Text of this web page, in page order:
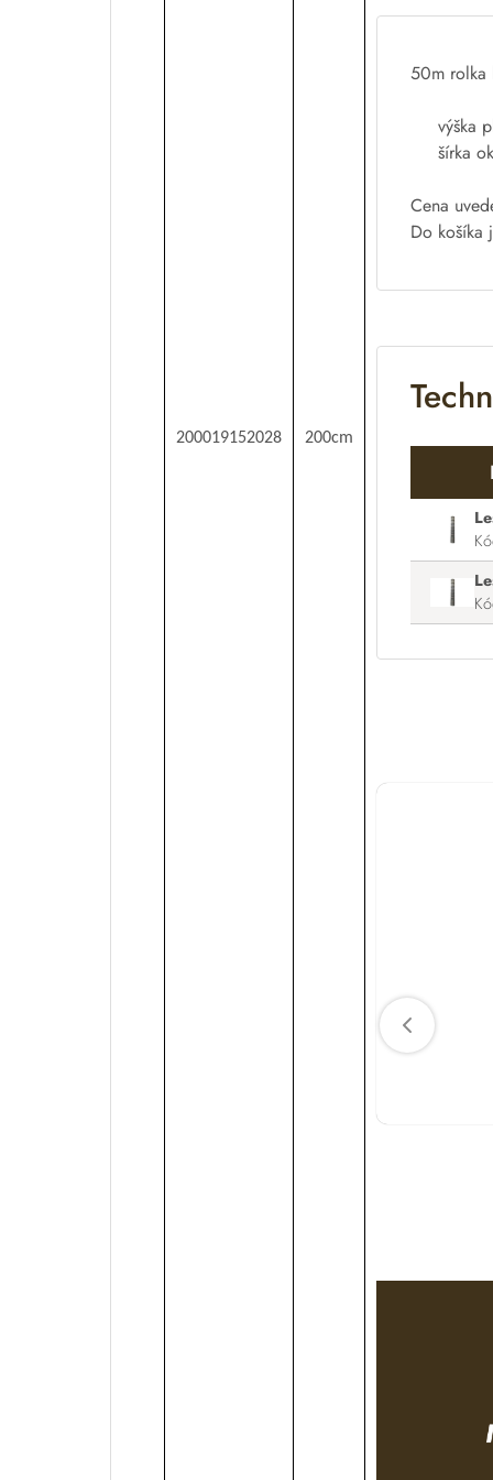
200019152028 200cm
50m rolka
výška
šírka
Cena
Do košíka